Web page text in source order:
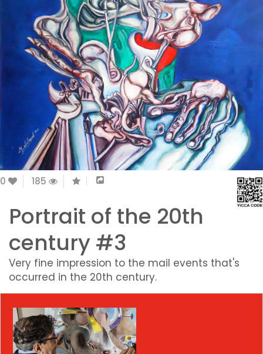
0 185
Portrait of the 20th
century #3
Very fine impression to the mail events that's
occurred in the 20th century.